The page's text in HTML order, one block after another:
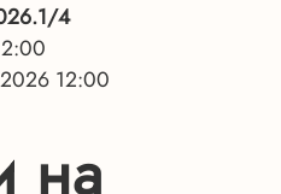
4
12:00
на